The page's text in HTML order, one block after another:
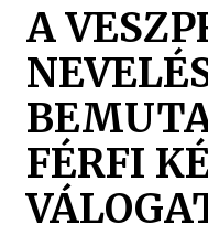
A
FÉRFI